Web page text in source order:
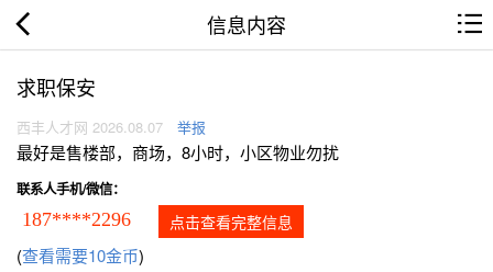
信息内容
求职保安
西丰人才网 2026.08.07 举报
最好是售楼部，商场，8小时，小区物业勿扰
联系人手机/微信：
187****2296 点击查看完整信息
(查看需要10金币)